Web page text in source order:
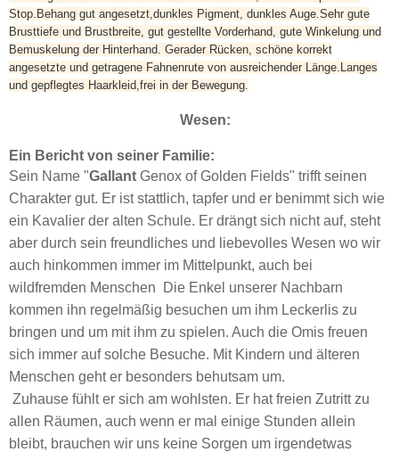
Stop.Behang gut angesetzt,dunkles Pigment, dunkles Auge. Sehr gute
Brusttiefe und Brustbreite, gut gestellte Vorderhand, gute Winkelung und
Bemuskelung der Hinterhand. Gerader Rücken, schöne korrekt
angesetzte und getragene Fahnenrute von ausreichender Länge.
Langes
und gepflegtes Haarkleid,frei in der Bewegung.
Wesen:
Ein Bericht von seiner Familie:
Sein Name "Gallant Genox of Golden Fields" trifft seinen
Charakter gut. Er ist stattlich, tapfer und er benimmt sich wie
ein Kavalier der alten Schule. Er drängt sich nicht auf, steht
aber durch sein freundliches und liebevolles Wesen wo wir
auch hinkommen immer im Mittelpunkt, auch bei
wildfremden Menschen
Die Enkel unserer Nachbarn
kommen ihn regelmäßig besuchen um ihm Leckerlis zu
bringen und um mit ihm zu spielen. Auch die Omis freuen
sich immer auf solche Besuche. Mit Kindern und älteren
Menschen geht er besonders behutsam um.
Zuhause fühlt er sich am wohlsten. Er hat freien Zutritt zu
allen Räumen, auch wenn er mal einige Stunden allein
bleibt, brauchen wir uns keine Sorgen um irgendetwas